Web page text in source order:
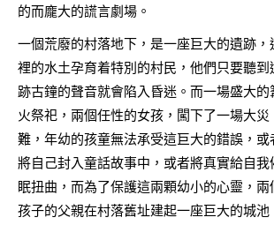
的而龐大的謊言劇場。
一個荒廢的村落地下，是一座巨大的遺跡，
裡的水土孕育着特別的村民，他們只要聽到
跡古鐘的聲音就會陷入昏迷。而一場盛大的
火祭祀，兩個任性的女孩，闖下了一場大災
難，年幼的孩童無法承受這巨大的錯誤，或
將自己封入童話故事中，或者將真實給自我
眠扭曲，而為了保護這兩顆幼小的心靈，兩
孩子的父親在村落舊址建起一座巨大的城池